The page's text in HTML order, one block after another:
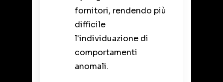
fornitori, rendendo più
difficile
l'individuazione di
comportamenti
anomali.